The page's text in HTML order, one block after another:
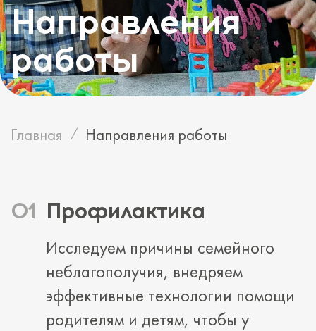
Направления
работы
Главная Направления работы
Профилактика
Исследуем причины семейного
неблагополучия, внедряем
эффективные технологии помощи
родителям и детям, чтобы у